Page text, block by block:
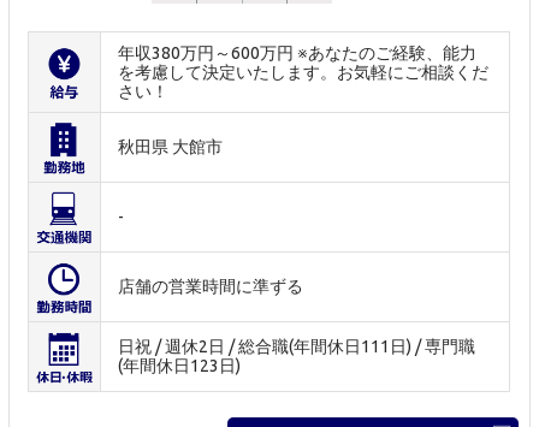
年収380万円～600万円 ※あなたのご経験、能力
を考慮して決定いたします。お気軽にご相談くだ
さい！
秋田県 大館市
-
店舗の営業時間に準ずる
日祝 / 週休2日 / 総合職(年間休日111日) / 専門職
(年間休日123日)